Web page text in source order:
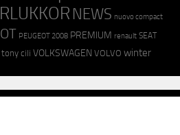
NEWS nuovo compact
PEUGEOT 2008 PREMIUM renault SEAT
tony cili VOLKSWAGEN VOLVO winter